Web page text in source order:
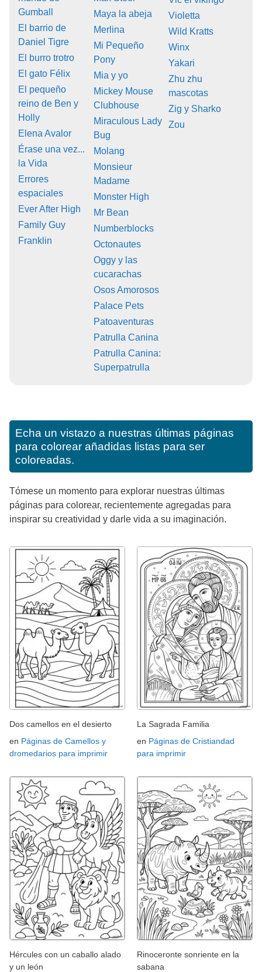
Gumball
El barrio de
Daniel Tigre
El burro trotro
El gato Félix
El pequeño
reino de Ben y
Holly
Elena Avalor
Érase una vez...
la Vida
Errores
espaciales
Ever After High
Family Guy
Franklin
Maya la abeja
Merlina
Mi Pequeño
Pony
Mia y yo
Mickey Mouse
Clubhouse
Miraculous Lady
Bug
Molang
Monsieur
Madame
Monster High
Mr Bean
Numberblocks
Octonautes
Oggy y las
cucarachas
Osos Amorosos
Palace Pets
Patoaventuras
Patrulla Canina
Patrulla Canina:
Superpatrulla
Violetta
Wild Kratts
Winx
Yakari
Zhu zhu
mascotas
Zig y Sharko
Zou
Echa un vistazo a nuestras últimas páginas
para colorear añadidas listas para ser
coloreadas.
Tómese un momento para explorar nuestras últimas
páginas para colorear, recientemente agregadas para
inspirar su creatividad y darle vida a su imaginación.
Dos camellos en el desierto
en Páginas de Camellos y
dromedarios para imprimir
La Sagrada Familia
en Páginas de Cristiandad
para imprimir
Hércules con un caballo alado
y un león
Rinoceronte sonriente en la
sabana